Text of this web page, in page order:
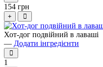
154 грн
+
Хот-дог подвійний в лаваші
— Додати інгредієнти
1